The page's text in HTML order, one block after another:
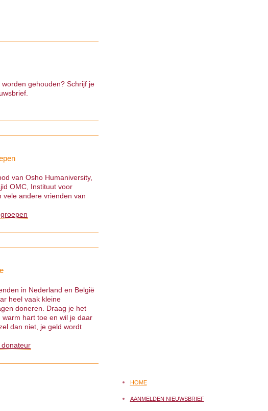
gehouden? Schrijf je
van Osho Humaniversity,
OMC, Instituut voor
vele andere vrienden van
in Nederland en België
heel vaak kleine
doneren. Draag je het
hart toe en wil je daar
dan niet, je geld wordt
HOME
AANMELDEN NIEUWSBRIEF